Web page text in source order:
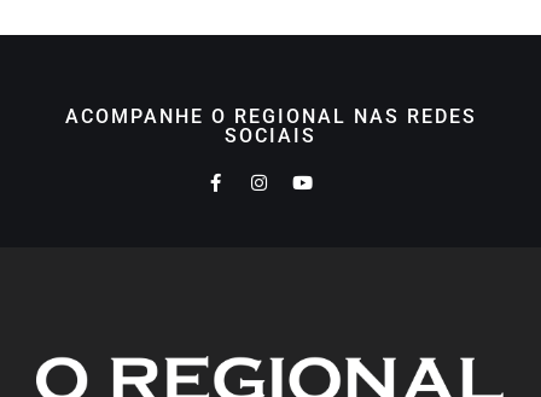
ACOMPANHE O REGIONAL NAS REDES
SOCIAIS